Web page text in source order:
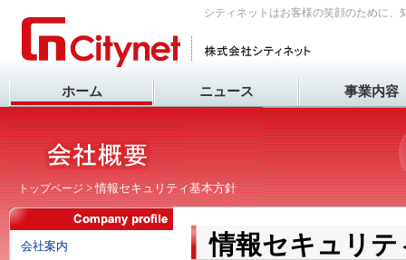
シティネットはお客様の笑顔のために、
ホーム ニュース 事業内容
トップページ> 情報セキュリティ基本方針
情報セキュリテ
会社案内